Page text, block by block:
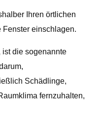
Ihren örtlichen
Fenster einschlagen.
ist die sogenannte
Schädlinge,
fernzuhalten,